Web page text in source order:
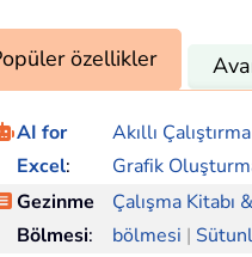
özellikler
AI for
Excel:
Akıllı Çalıştırma
Grafik
Gezinme
Bölmesi:
Çalışma Kitabı
bölmesi |